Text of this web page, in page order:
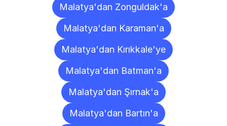
Malatya'dan Zonguldak'a
Malatya'dan Karaman'a
Malatya'dan Kırıkkale'ye
Malatya'dan Batman'a
Malatya'dan Şırnak'a
Malatya'dan Bartın'a